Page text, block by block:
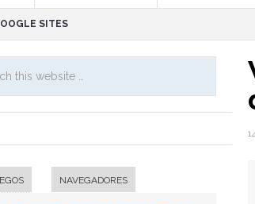
SITES
NAVEGADORES